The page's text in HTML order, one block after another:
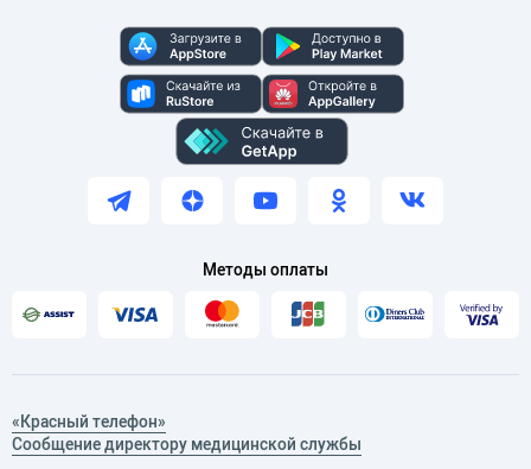
Методы оплаты
«Красный телефон»
Сообщение директору медицинской службы